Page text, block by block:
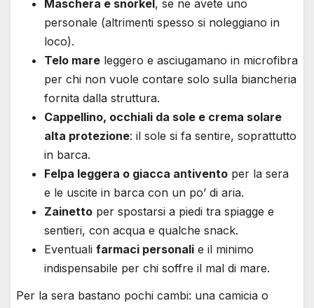
Maschera e snorkel , se ne avete uno
personale (altrimenti spesso si noleggiano in
loco).
Telo mare leggero e asciugamano in microfibra
per chi non vuole contare solo sulla biancheria
fornita dalla struttura.
Cappellino, occhiali da sole e crema solare
alta protezione: il sole si fa sentire, soprattutto
in barca.
Felpa leggera o giacca antivento per la sera
e le uscite in barca con un po’ di aria.
Zainetto per spostarsi a piedi tra spiagge e
sentieri, con acqua e qualche snack.
Eventuali farmaci personali e il minimo
indispensabile per chi soffre il mal di mare.
Per la sera bastano pochi cambi: una camicia o